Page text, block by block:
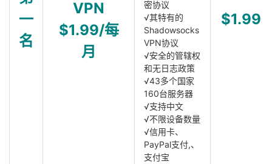
一
名
VPN
$1.99/每
月
密协议
√其特有的
Shadowsocks
VPN协议
√安全的管辖权
和无日志政策
√43多个国家
160台服务器
√支持中文
√不限设备数量
√信用卡、
PayPal支付,、
支付宝
$1.99